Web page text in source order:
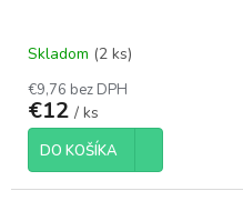
Skladom (2 ks)
€9,76 bez DPH
€12 / ks
DO KOŠÍKA